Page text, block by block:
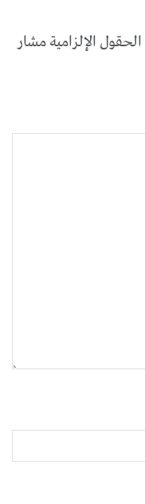
الحقول الإلزامية مشار